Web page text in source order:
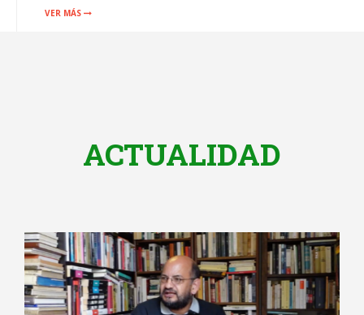
VER MÁS
ACTUALIDAD